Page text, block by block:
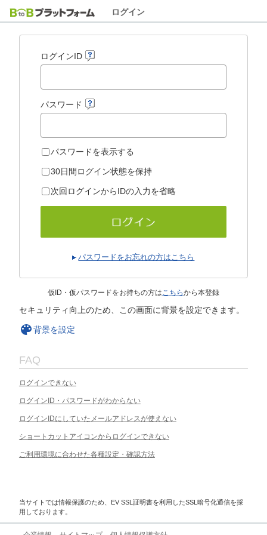
ログイン
ログインID
パスワード
パスワードを表示する
30日間ログイン状態を保持
次回ログインからIDの入力を省略
パスワードをお忘れの方はこちら
仮ID・仮パスワードをお持ちの方はこちらから本登録
セキュリティ向上のため、この画面に背景を設定できます。
背景を設定
FAQ
ログインできない
ログインID・パスワードがわからない
ログインIDにしていたメールアドレスが使えない
ショートカットアイコンからログインできない
ご利用環境に合わせた各種設定・確認方法
当サイトでは情報保護のため、EV SSL証明書を利用したSSL暗号化通信を採
用しております。